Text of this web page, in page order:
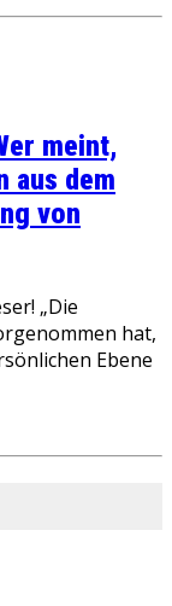
meint,
aus dem
von
„Die
hat,
Ebene